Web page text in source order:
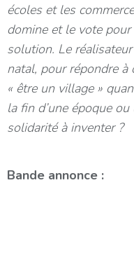
écoles et les
domine et le vote pour
solution. Le
natal, pour répondre
« être un village »
la fin d’une époque
solidarité à inventer ?
Bande annonce :